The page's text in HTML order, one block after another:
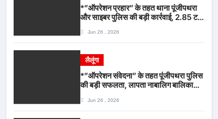
*”ऑपरेशन प्रहार” के तहत थाना पूंजीपथरा
और साइबर पुलिस की बड़ी कार्रवाई, 2.85 टन
Jun 26 , 2026
लैलूंगा
*”ऑपरेशन संवेदना” के तहत पूंजीपथरा पुलिस
की बड़ी सफलता, लापता नाबालिग बालिका
गिरफ्तार*
Jun 26 , 2026